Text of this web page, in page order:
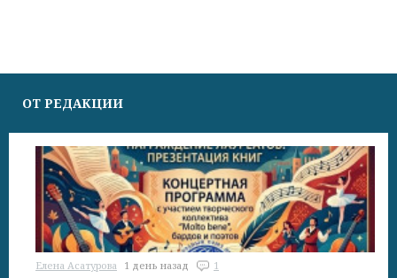
ОТ РЕДАКЦИИ
Елена Асатурова 1 день назад 1